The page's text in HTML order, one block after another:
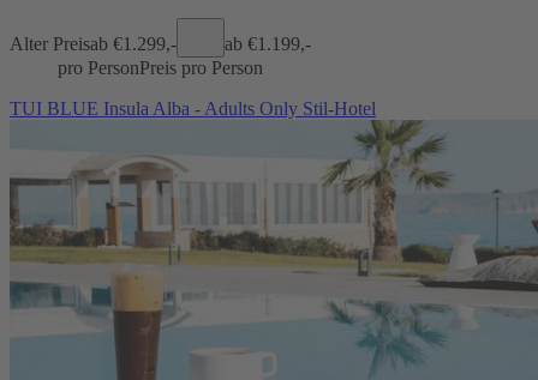
Alter Preisab €1.299,- ab €1.199,-
pro PersonPreis pro Person
TUI BLUE Insula Alba - Adults Only Stil-Hotel